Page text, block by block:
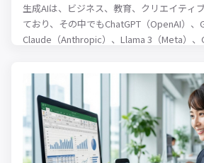
生成AIは、ビジネス、教育、クリエイティ
ており、その中でもChatGPT（OpenAI）、
Claude（Anthropic）、Llama 3（Meta）、